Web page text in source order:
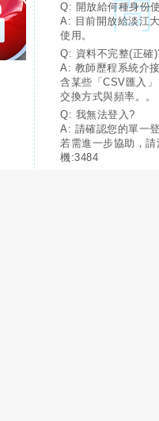
Q: 開放給何種身份
A: 目前開放給淡江
使用。
Q: 資料不完整(正確
A: 教師歷程系統介
含某些「CSV匯入
交換方式與頻率。。
Q: 我無法登入?
A: 請確認您的單一
若需進一步協助，
機:3484